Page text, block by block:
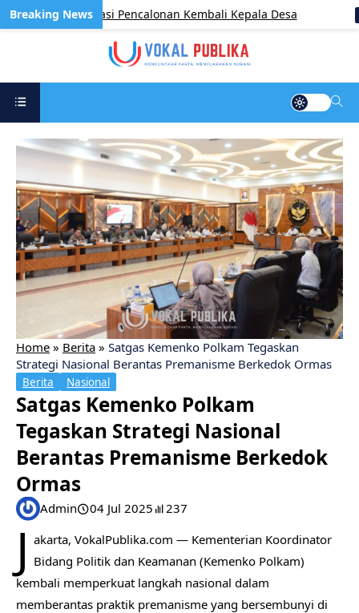
Administrasi Pencalonan Kembali Kepala Desa
Home » Berita » Satgas Kemenko Polkam Tegaskan
Strategi Nasional Berantas Premanisme Berkedok Ormas
Berita Nasional
Satgas Kemenko Polkam
Tegaskan Strategi Nasional
Berantas Premanisme Berkedok
Ormas
Admin 04 Jul 2025 237
J akarta, VokalPublika.com — Kementerian Koordinator
Bidang Politik dan Keamanan (Kemenko Polkam)
kembali memperkuat langkah nasional dalam
memberantas praktik premanisme yang bersembunyi di